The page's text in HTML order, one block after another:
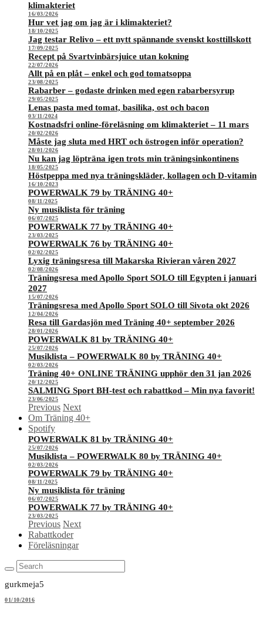
klimakteriet
16/03/2026
Hur vet jag om jag är i klimakteriet?
18/10/2025
Jag testar Relivo – ett nytt spännande svenskt kosttillskott
17/09/2025
Recept på Svartvinbärsjuice utan kokning
22/07/2026
Allt på en plåt – enkel och god tomatsoppa
23/08/2025
Rabarber – godaste drinken med egen rabarbersyrup
29/05/2025
Lenas pasta med tomat, basilika, ost och bacon
03/11/2024
Kostnadsfri online-föreläsning om klimakteriet – 11 mars
20/02/2026
Måste jag sluta med HRT och östrogen inför operation?
28/01/2026
Nu kan jag löpträna igen trots min träningsinkontinens
18/05/2025
Höstpeppa med nya träningskläder, kollagen och D-vitamin
16/10/2023
POWERWALK 79 by TRÄNING 40+
08/11/2025
Ny musiklista för träning
06/07/2025
POWERWALK 77 by TRÄNING 40+
23/03/2025
POWERWALK 76 by TRÄNING 40+
02/02/2025
Lyxig träningsresa till Makarska Rivieran våren 2027
02/08/2026
Träningsresa med Apollo Sport SOLO till Egypten i januari
2027
15/07/2026
Träningsresa med Apollo Sport SOLO till Sivota okt 2026
12/04/2026
Resa till Gardasjön med Träning 40+ september 2026
28/01/2026
POWERWALK 81 by TRÄNING 40+
25/07/2026
Musiklista – POWERWALK 80 by TRÄNING 40+
02/03/2026
Träning 40+ ONLINE TRÄNING upphör den 31 jan 2026
20/12/2025
SALMING Sport BH-test och rabattkod – Min nya favorit!
23/06/2025
Previous Next
Om Träning 40+
Spotify
POWERWALK 81 by TRÄNING 40+
25/07/2026
Musiklista – POWERWALK 80 by TRÄNING 40+
02/03/2026
POWERWALK 79 by TRÄNING 40+
08/11/2025
Ny musiklista för träning
06/07/2025
POWERWALK 77 by TRÄNING 40+
23/03/2025
Previous Next
Rabattkoder
Föreläsningar
gurkmeja5
01/10/2016